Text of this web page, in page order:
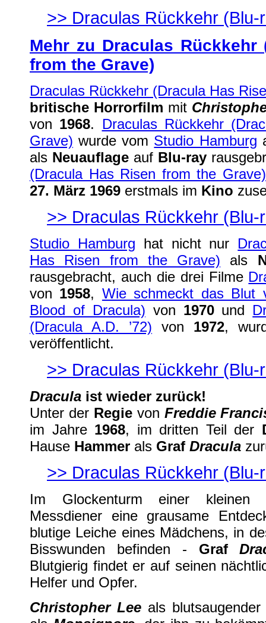
>> Draculas Rückkehr
Mehr zu Draculas Rückkehr
from the Grave)
Draculas Rückkehr (Dracula Has
britische Horrorfilm mit
von 1968. Draculas Rückkehr
Grave) wurde vom Studio Hamburg
als Neuauflage auf Blu-ray
(Dracula Has Risen from the Grave)
27. März 1969 erstmals im Kino
>> Draculas Rückkehr (Blu-
Studio Hamburg hat nicht nur
Has Risen from the Grave) als
rausgebracht, auch die drei Filme
von 1958, Wie schmeckt das Blut
Blood of Dracula) von 1970und
(Dracula A.D. ’72) von 1972,
veröffentlicht.
>> Draculas Rückkehr (Blu-
Dracula ist wieder zurück!
Unter der Regie von Freddie
im Jahre 1968, im dritten Teil der
Hause Hammer als Graf Dracula
>> Draculas Rückkehr (Blu-
Im Glockenturm einer kleinen
Messdiener eine grausame
blutige Leiche eines Mädchens, in
Bisswunden befinden - Graf
Blutgierig findet er auf seinen
Helfer und Opfer.
Christopher Leeals